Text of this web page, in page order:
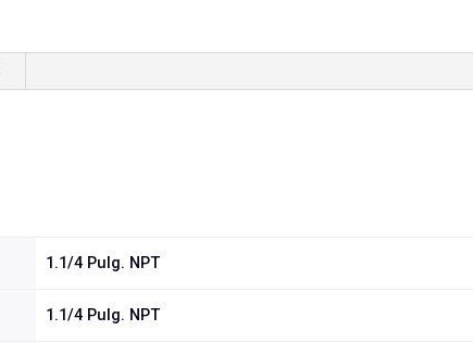
·
1.1/4 Pulg. NPT
1.1/4 Pulg. NPT